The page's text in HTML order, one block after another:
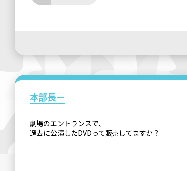
本部長ー
劇場のエントランスで、
過去に公演したDVDって販売してますか？